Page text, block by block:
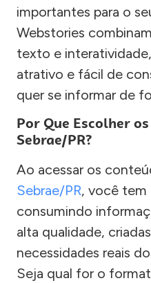
importantes para o
Webstories
texto e
atrativo e fácil de
quer se informar de
Por Que Escolher
Sebrae/PR?
Ao acessar os
Sebrae/PR, você tem
consumindo
alta qualidade,
necessidades reais
Seja qual for o